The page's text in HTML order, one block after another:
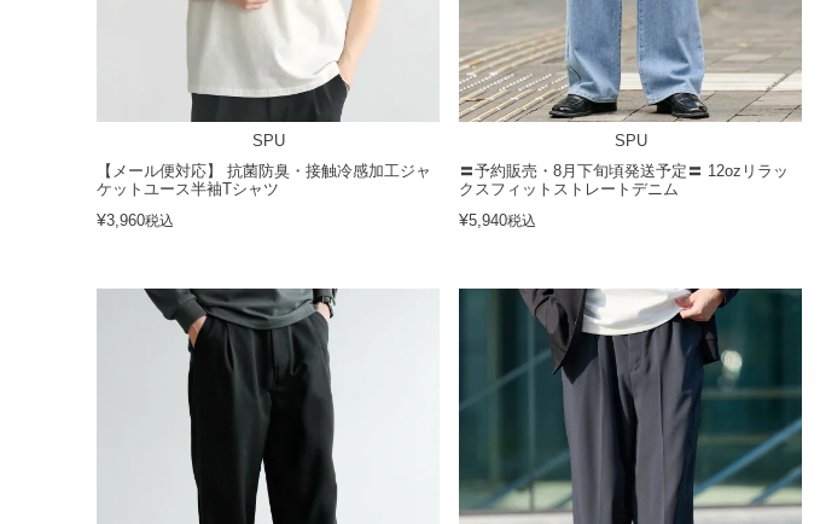
SPU
【メール便対応】 抗菌防臭・接触冷感加工ジャ
ケットユース半袖Tシャツ
¥3,960税込
SPU
〓予約販売・8月下旬頃発送予定〓 12ozリラッ
クスフィットストレートデニム
¥5,940税込